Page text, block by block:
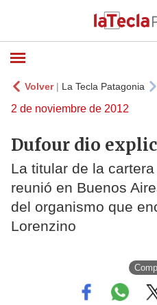
Volver| La Tecla Patagonia
2 de noviembre de 2012
Dufour dio
La titular de la
reunió en Buenos
del organismo que
Lorenzino